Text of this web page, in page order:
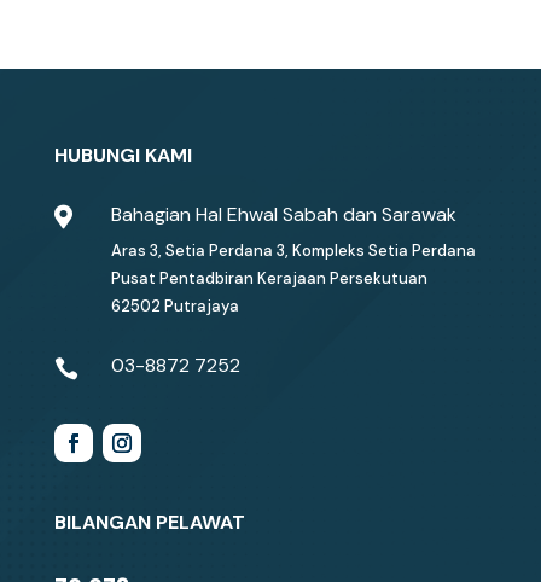
HUBUNGI KAMI
 Bahagian Hal Ehwal Sabah dan Sarawak
Aras 3, Setia Perdana 3, Kompleks Setia Perdana
Pusat Pentadbiran Kerajaan Persekutuan
62502 Putrajaya
 03-8872 7252
BILANGAN PELAWAT